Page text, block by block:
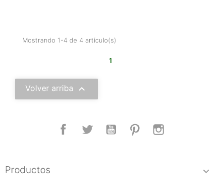
Mostrando 1-4 de 4 artículo(s)
1
Volver arriba 
FacebookTwitter YouTube Pinterest
Productos 